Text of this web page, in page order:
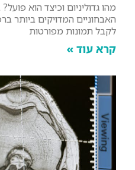
האבחוניים המדויקים ביותר
לקבל תמונות מפורטות
קרא עוד »